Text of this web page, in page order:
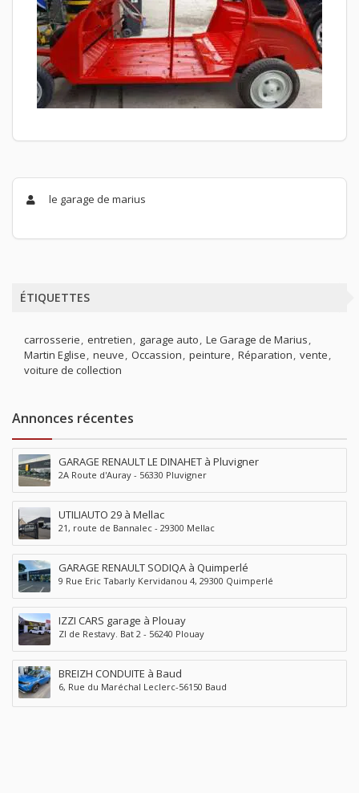
le garage de marius
ÉTIQUETTES
carrosserie entretien garage auto Le Garage de Marius
Martin Eglise neuve Occassion peinture Réparation vente
voiture de collection
Annonces récentes
GARAGE RENAULT LE DINAHET à Pluvigner
2A Route d'Auray - 56330 Pluvigner
UTILIAUTO 29 à Mellac
21, route de Bannalec - 29300 Mellac
GARAGE RENAULT SODIQA à Quimperlé
9 Rue Eric Tabarly Kervidanou 4, 29300 Quimperlé
IZZI CARS garage à Plouay
ZI de Restavy. Bat 2 - 56240 Plouay
BREIZH CONDUITE à Baud
6, Rue du Maréchal Leclerc-56150 Baud